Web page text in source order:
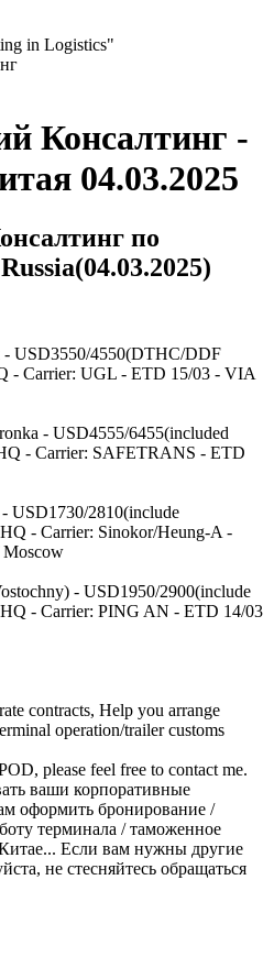
in Logistics"
Консалтинг -
04.03.2025
по
- USD3550/4550(DTHC/DDF
- Carrier: UGL - ETD 15/03 - VIA
- USD4555/6455(included
- Carrier: SAFETRANS - ETD
USD1730/2810(include
- Carrier: Sinokor/Heung-A -
- USD1950/2900(include
- Carrier: PING AN - ETD 14/03
contracts, Help you arrange
operation/trailer customs
please feel free to contact me.
ваши корпоративные
оформить бронирование /
терминала / таможенное
Если вам нужны другие
не стесняйтесь обращаться